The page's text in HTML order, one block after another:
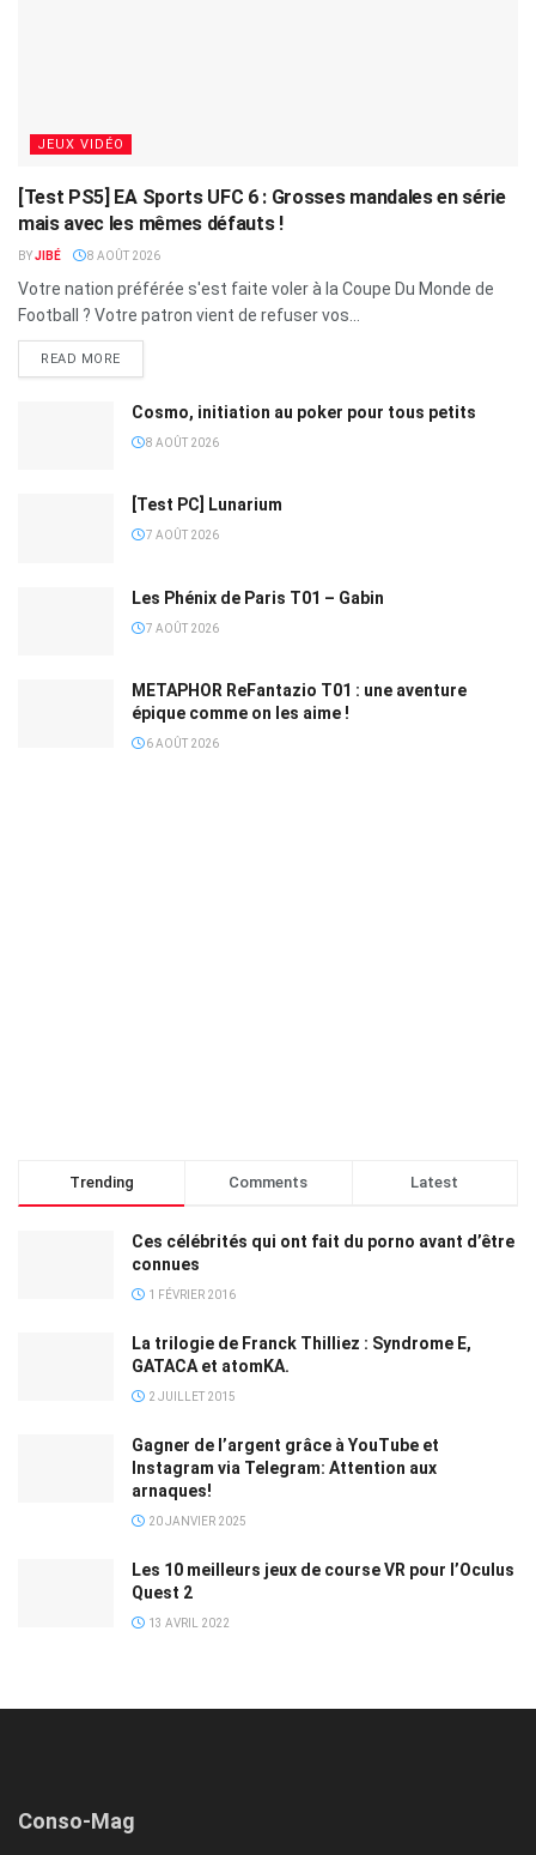
JEUX VIDÉO
[Test PS5] EA Sports UFC 6 : Grosses mandales en série
mais avec les mêmes défauts !
BYJIBÉ 8 AOÛT 2026
Votre nation préférée s'est faite voler à la Coupe Du Monde de
Football ? Votre patron vient de refuser vos...
READ MORE
Cosmo, initiation au poker pour tous petits
8 AOÛT 2026
[Test PC] Lunarium
7 AOÛT 2026
Les Phénix de Paris T01 – Gabin
7 AOÛT 2026
METAPHOR ReFantazio T01 : une aventure
épique comme on les aime !
6 AOÛT 2026
Trending Comments Latest
Ces célébrités qui ont fait du porno avant d’être
connues
1 FÉVRIER 2016
La trilogie de Franck Thilliez : Syndrome E,
GATACA et atomKA.
2 JUILLET 2015
Gagner de l’argent grâce à YouTube et
Instagram via Telegram: Attention aux
arnaques!
20 JANVIER 2025
Les 10 meilleurs jeux de course VR pour l’Oculus
Quest 2
13 AVRIL 2022
Conso-Mag